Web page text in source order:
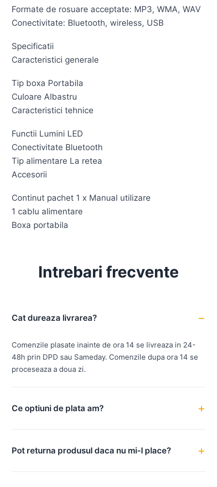
Formate de rosuare acceptate: MP3, WMA, WAV
Conectivitate: Bluetooth, wireless, USB
Specificatii
Caracteristici generale
Tip boxa Portabila
Culoare Albastru
Caracteristici tehnice
Functii Lumini LED
Conectivitate Bluetooth
Tip alimentare La retea
Accesorii
Continut pachet 1 x Manual utilizare
1 cablu alimentare
Boxa portabila
Intrebari frecvente
Cat dureaza livrarea?
Comenzile plasate inainte de ora 14 se livreaza in 24-
48h prin DPD sau Sameday. Comenzile dupa ora 14 se
proceseaza a doua zi.
Ce optiuni de plata am?
Pot returna produsul daca nu mi-l place?